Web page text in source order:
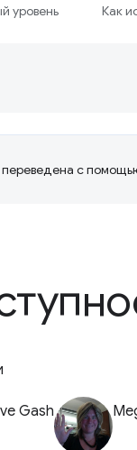
уровень Как
с
Gash